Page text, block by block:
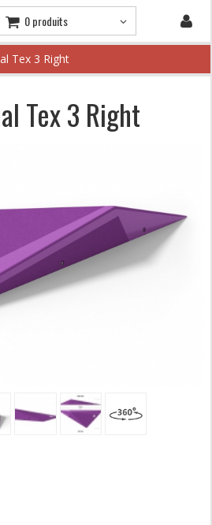
0 produits
Tex 3 Right
Tex 3 Right